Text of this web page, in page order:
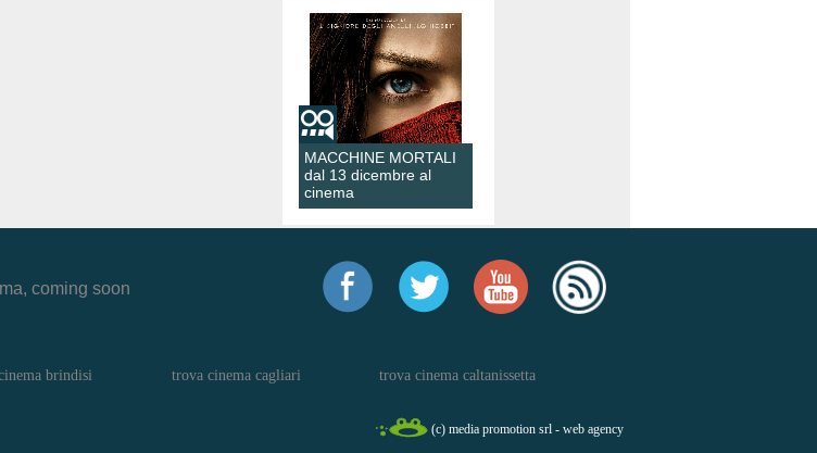
MACCHINE MORTALI
dal 13 dicembre al
cinema
coming soon
brindisi trova cinema cagliari trova cinema caltanissetta
(c) media promotion srl - web agency